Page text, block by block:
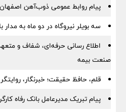
پیام روابط عمومی ذوب‌آهن
سه بویلر نیروگاه در دو ماه به مدار
اطلاع رسانی حرفه‌ای، شفاف و
صنعت بیمه
قلم، حافظ حقیقت؛ خبرنگار،
پیام تبریک مدیرعامل بانک رفاه